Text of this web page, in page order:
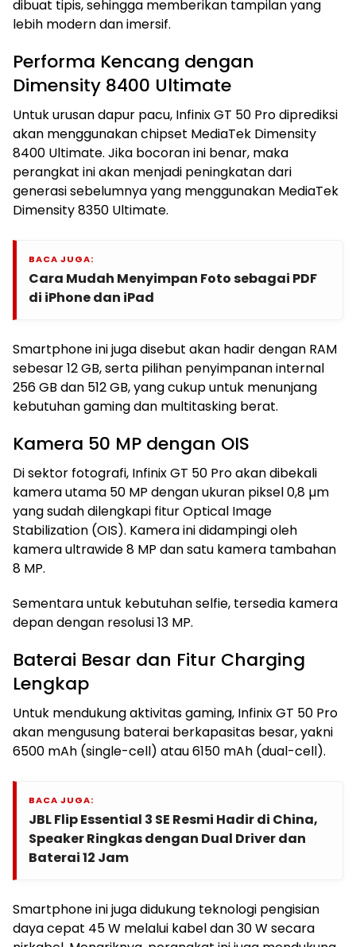
dibuat tipis, sehingga memberikan tampilan yang
lebih modern dan imersif.
Performa Kencang dengan
Dimensity 8400 Ultimate
Untuk urusan dapur pacu, Infinix GT 50 Pro diprediksi
akan menggunakan chipset MediaTek Dimensity
8400 Ultimate. Jika bocoran ini benar, maka
perangkat ini akan menjadi peningkatan dari
generasi sebelumnya yang menggunakan MediaTek
Dimensity 8350 Ultimate.
BACA JUGA:
Cara Mudah Menyimpan Foto sebagai PDF
di iPhone dan iPad
Smartphone ini juga disebut akan hadir dengan RAM
sebesar 12 GB, serta pilihan penyimpanan internal
256 GB dan 512 GB, yang cukup untuk menunjang
kebutuhan gaming dan multitasking berat.
Kamera 50 MP dengan OIS
Di sektor fotografi, Infinix GT 50 Pro akan dibekali
kamera utama 50 MP dengan ukuran piksel 0,8 µm
yang sudah dilengkapi fitur Optical Image
Stabilization (OIS). Kamera ini didampingi oleh
kamera ultrawide 8 MP dan satu kamera tambahan
8 MP.
Sementara untuk kebutuhan selfie, tersedia kamera
depan dengan resolusi 13 MP.
Baterai Besar dan Fitur Charging
Lengkap
Untuk mendukung aktivitas gaming, Infinix GT 50 Pro
akan mengusung baterai berkapasitas besar, yakni
6500 mAh (single-cell) atau 6150 mAh (dual-cell).
BACA JUGA:
JBL Flip Essential 3 SE Resmi Hadir di China,
Speaker Ringkas dengan Dual Driver dan
Baterai 12 Jam
Smartphone ini juga didukung teknologi pengisian
daya cepat 45 W melalui kabel dan 30 W secara